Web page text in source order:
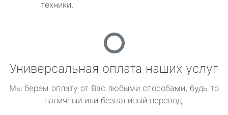
техники.
Универсальная оплата наших услуг
Мы берем оплату от Вас любыми способами, будь то
наличный или безналиный перевод.